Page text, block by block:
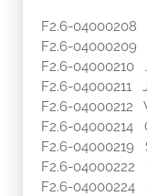
F2.6-04000208
F2.6-04000209
F2.6-04000210
F2.6-04000211
F2.6-04000212
F2.6-04000214
F2.6-04000219
F2.6-04000222
F2.6-04000224